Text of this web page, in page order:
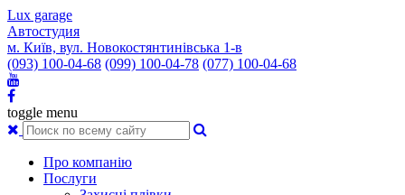
Lux garage
Автостудия
м. Київ, вул. Новокостянтинівська 1-в
(093) 100-04-68 (099) 100-04-78 (077) 100-04-68
toggle menu
Про компанію
Послуги